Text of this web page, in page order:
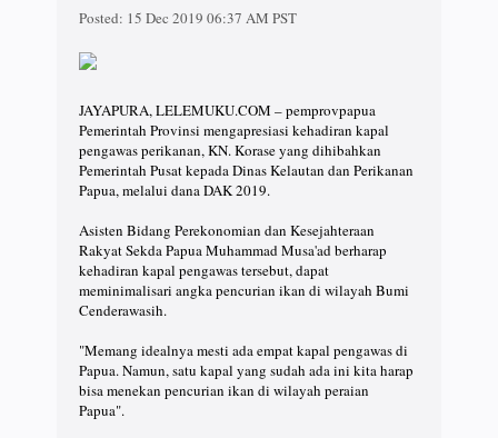
Posted: 15 Dec 2019 06:37 AM PST
JAYAPURA, LELEMUKU.COM – pemprovpapua
Pemerintah Provinsi mengapresiasi kehadiran kapal
pengawas perikanan, KN. Korase yang dihibahkan
Pemerintah Pusat kepada Dinas Kelautan dan Perikanan
Papua, melalui dana DAK 2019.⠀
Asisten Bidang Perekonomian dan Kesejahteraan
Rakyat Sekda Papua Muhammad Musa'ad berharap
kehadiran kapal pengawas tersebut, dapat
meminimalisari angka pencurian ikan di wilayah Bumi
Cenderawasih.⠀
"Memang idealnya mesti ada empat kapal pengawas di
Papua. Namun, satu kapal yang sudah ada ini kita harap
bisa menekan pencurian ikan di wilayah peraian
Papua".⠀